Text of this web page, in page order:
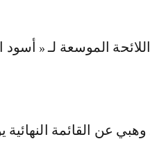
الموسعة لـ «